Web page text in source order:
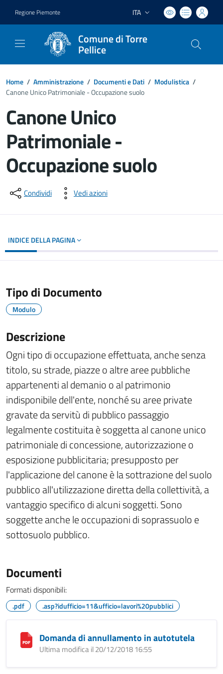
Regione Piemonte Lingua attiva:
ITA
Comune di Torre
Pellice
Home / Amministrazione / Documenti e Dati / Modulistica /
Canone Unico Patrimoniale - Occupazione suolo
Canone Unico
Patrimoniale -
Occupazione suolo
Dettagli del documento
Condividi Vedi azioni
INDICE DELLA PAGINA
Tipo di Documento
Modulo
Descrizione
Ogni tipo di occupazione effettuata, anche senza
titolo, su strade, piazze o altre aree pubbliche
appartenenti al demanio o al patrimonio
indisponibile dell'ente, nonché su aree private
gravate da servitù di pubblico passaggio
legalmente costituita è soggetta al canone unico
patrimoniale di concessione, autorizzazione o
esposizione pubblicitaria; presupposto per
l'applicazione del canone è la sottrazione del suolo
pubblico all'utilizzazione diretta della collettività, a
vantaggio specifico di alcuni soggetti. Sono
soggette anche le occupazioni di soprassuolo e
sottosuolo pubblico.
Documenti
Formati disponibili:
.pdf .asp?idufficio=11&ufficio=lavori%20pubblici
Domanda di annullamento in autotutela
Ultima modifica il 20/12/2018 16:55